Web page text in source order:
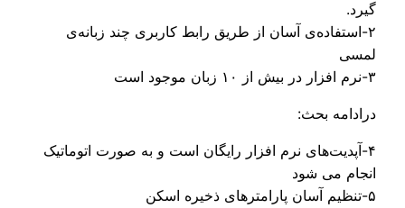
استفاده‌ی آسان از طریق رابط کاربری چند زبانه‌ی
بحث:
آپدیت‌های نرم افزار رایگان است و به صورت اتوماتیک
می شود